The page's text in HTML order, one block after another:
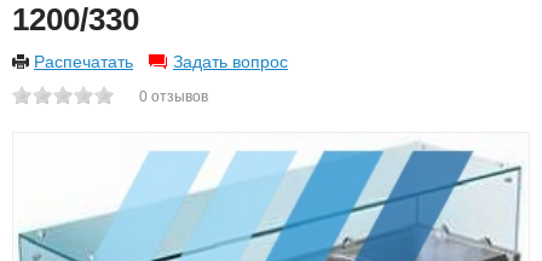
1200/330
Распечатать Задать вопрос
0 отзывов